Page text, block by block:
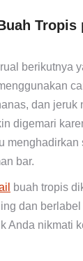
Tropis
berikutnya
dan jeruk
digemari
menghadirkan
bar.
buah tropis
dan
Anda nikmati